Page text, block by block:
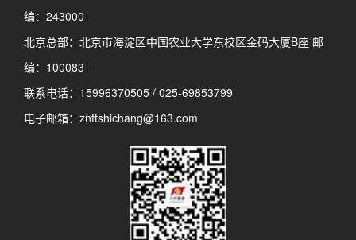
编：243000
北京总部：北京市海淀区中国农业大学东校区金码大厦B座 邮
编：100083
联系电话：15996370505 / 025-69853799
电子邮箱：znftshichang@163.com